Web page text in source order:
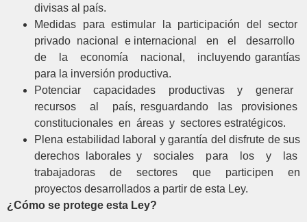
divisas al país.
Medidas para estimular la participación del sector
privado nacional e internacional en el desarrollo
de la economía nacional, incluyendo garantías
para la inversión productiva.
Potenciar capacidades productivas y generar
recursos al país, resguardando las provisiones
constitucionales en áreas y sectores estratégicos.
Plena estabilidad laboral y garantía del disfrute de sus
derechos laborales y sociales para los y las
trabajadoras de sectores que participen en
proyectos desarrollados a partir de esta Ley.
¿Cómo se protege esta Ley?